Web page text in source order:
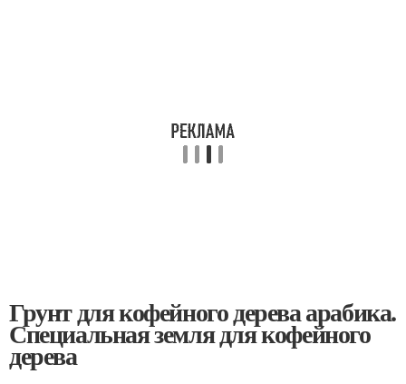
Грунт для кофейного дерева арабика.
Специальная земля для кофейного
дерева